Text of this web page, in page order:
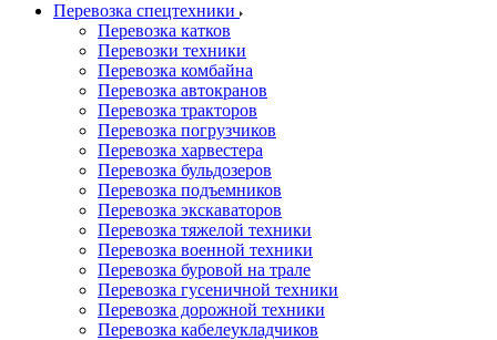
Перевозка спецтехники
Перевозка катков
Перевозки техники
Перевозка комбайна
Перевозка автокранов
Перевозка тракторов
Перевозка погрузчиков
Перевозка харвестера
Перевозка бульдозеров
Перевозка подъемников
Перевозка экскаваторов
Перевозка тяжелой техники
Перевозка военной техники
Перевозка буровой на трале
Перевозка гусеничной техники
Перевозка дорожной техники
Перевозка кабелеукладчиков